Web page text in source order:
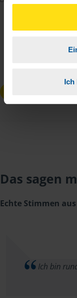
gesammelt
können Sie der
unserer➔
Ich
mich damit
Das sagen
Echte Stimmen
Ich bin